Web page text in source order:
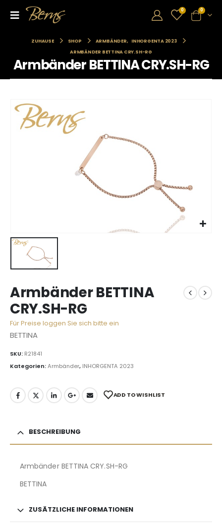
0 0
ZUHAUSE SHOP ARMBÄNDER,
INHORGENTA 2023
ARMBÄNDER BETTINA CRY.SH-RG
Armbänder BETTINA CRY.SH-RG
Armbänder BETTINA
CRY.SH-RG
Für Preise loggen Sie sich bitte ein
BETTINA
SKU: R21841
Kategorien:Armbänder, INHORGENTA 2023
ADD TO WISHLIST
BESCHREIBUNG
Armbänder BETTINA CRY.SH-RG
BETTINA
ZUSÄTZLICHE INFORMATIONEN